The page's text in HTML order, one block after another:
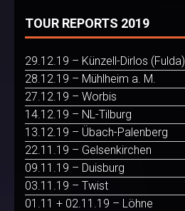
TOUR REPORTS 2019
29.12.19 – Künzell-Dirlos (Fulda)
28.12.19 – Mühlheim a. M.
27.12.19 – Worbis
14.12.19 – NL-Tilburg
13.12.19 – Übach-Palenberg
22.11.19 – Gelsenkirchen
09.11.19 – Duisburg
03.11.19 – Twist
01.11 + 02.11.19 – Löhne